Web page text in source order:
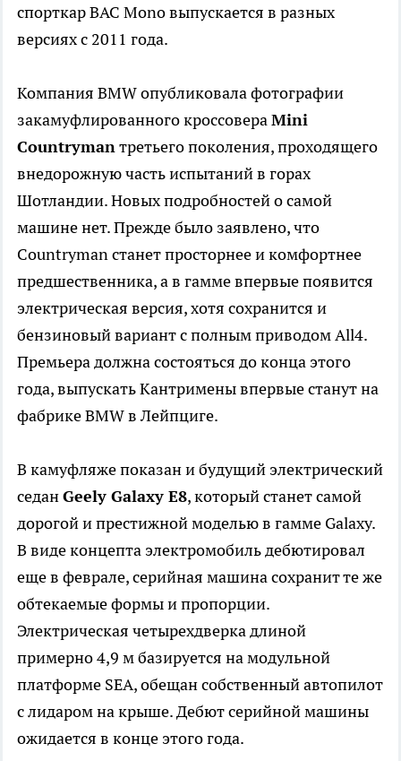
спорткар BAC Mono выпускается в разных
версиях с 2011 года.
Компания BMW опубликовала фотографии
закамуфлированного кроссовераMini
Countrymanтретьего поколения, проходящего
внедорожную часть испытаний в горах
Шотландии. Новых подробностей о самой
машине нет. Прежде было заявлено, что
Countryman станет просторнее и комфортнее
предшественника, а в гамме впервые появится
электрическая версия, хотя сохранится и
бензиновый вариант с полным приводом All4.
Премьера должна состояться до конца этого
года, выпускать Кантримены впервые станут на
фабрике BMW в Лейпциге.
В камуфляже показан и будущий электрический
седанGeely Galaxy E8, который станет самой
дорогой и престижной моделью в гамме Galaxy.
В виде концепта электромобиль дебютировал
еще в феврале, серийная машина сохранит те же
обтекаемые формы и пропорции.
Электрическая четырехдверка длиной
примерно 4,9 м базируется на модульной
платформе SEA, обещан собственный автопилот
с лидаром на крыше. Дебют серийной машины
ожидается в конце этого года.